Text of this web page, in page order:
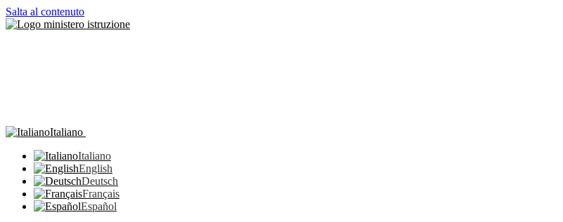
Salta al contenuto
Italiano
Italiano
English
Deutsch
Français
Español